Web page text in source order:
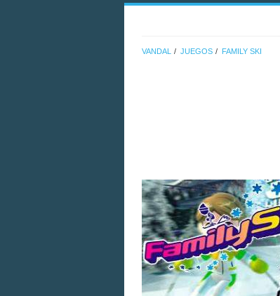
VANDAL JUEGOS FAMILY SKI